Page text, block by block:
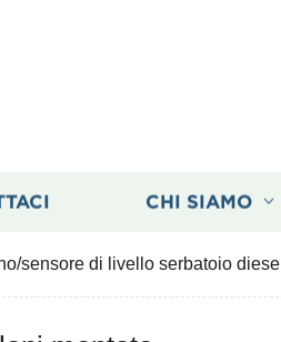
CHI SIAMO
sensore di livello serbatoio diesel